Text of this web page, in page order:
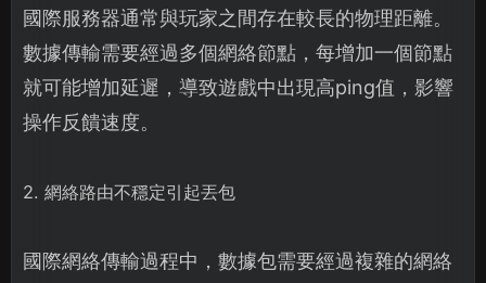
國際服務器通常與玩家之間存在較長的物理距離。
數據傳輸需要經過多個網絡節點，每增加一個節點
就可能增加延遲，導致遊戲中出現高ping值，影響
操作反饋速度。
2. 網絡路由不穩定引起丟包
國際網絡傳輸過程中，數據包需要經過複雜的網絡